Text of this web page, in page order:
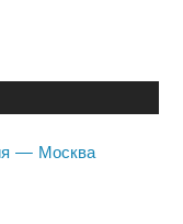
— Москва